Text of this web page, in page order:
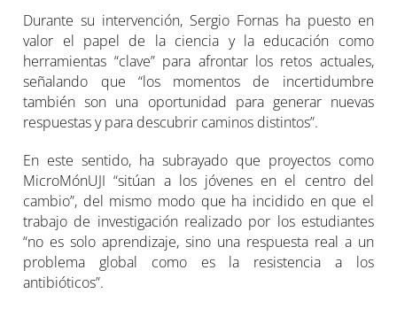
Durante su intervención, Sergio Fornas ha puesto en
valor el papel de la ciencia y la educación como
herramientas “clave” para afrontar los retos actuales,
señalando que “los momentos de incertidumbre
también son una oportunidad para generar nuevas
respuestas y para descubrir caminos distintos”.
En este sentido, ha subrayado que proyectos como
MicroMónUJI “sitúan a los jóvenes en el centro del
cambio”, del mismo modo que ha incidido en que el
trabajo de investigación realizado por los estudiantes
“no es solo aprendizaje, sino una respuesta real a un
problema global como es la resistencia a los
antibióticos”.